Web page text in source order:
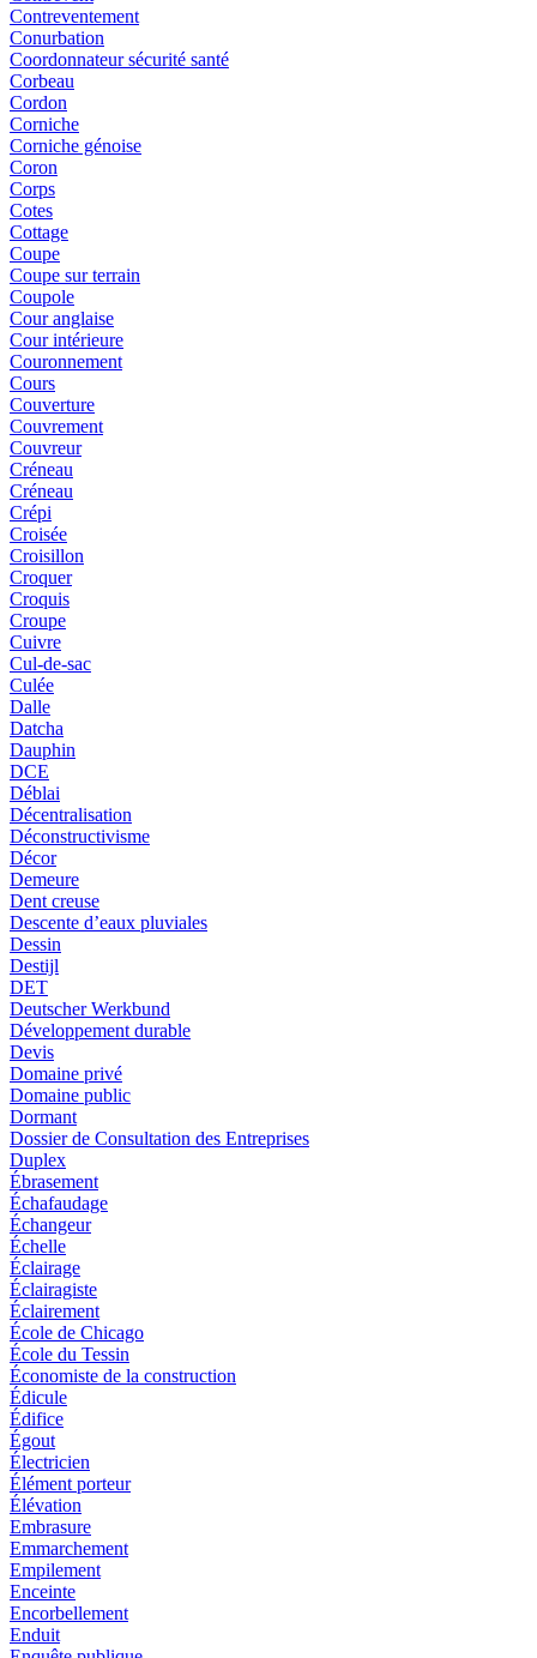
Contreventement
Conurbation
Coordonnateur sécurité santé
Corbeau
Cordon
Corniche
Corniche génoise
Coron
Corps
Cotes
Cottage
Coupe
Coupe sur terrain
Coupole
Cour anglaise
Cour intérieure
Couronnement
Cours
Couverture
Couvrement
Couvreur
Créneau
Créneau
Crépi
Croisée
Croisillon
Croquer
Croquis
Croupe
Cuivre
Cul-de-sac
Culée
Dalle
Datcha
Dauphin
DCE
Déblai
Décentralisation
Déconstructivisme
Décor
Demeure
Dent creuse
Descente d’eaux pluviales
Dessin
Destijl
DET
Deutscher Werkbund
Développement durable
Devis
Domaine privé
Domaine public
Dormant
Dossier de Consultation des Entreprises
Duplex
Ébrasement
Échafaudage
Échangeur
Échelle
Éclairage
Éclairagiste
Éclairement
École de Chicago
École du Tessin
Économiste de la construction
Édicule
Édifice
Égout
Électricien
Élément porteur
Élévation
Embrasure
Emmarchement
Empilement
Enceinte
Encorbellement
Enduit